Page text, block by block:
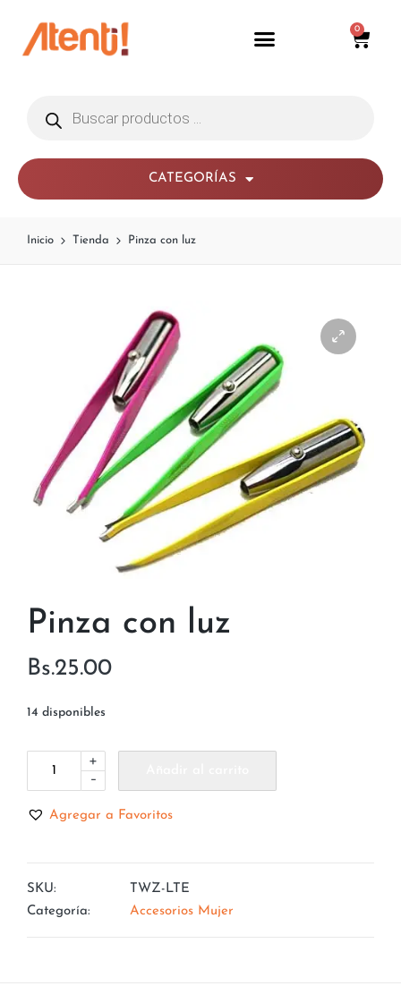
0
CATEGORÍAS
Inicio Tienda Pinza con luz
Pinza con luz
Bs.25.00
14 disponibles
-
+
Agregar a Favoritos
SKU:
TWZ-LTE
Categoría:
Accesorios Mujer